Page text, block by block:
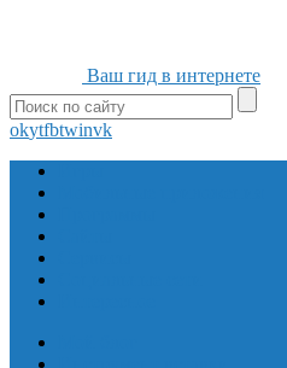
Ваш гид в интернете
okytfbtwinvk